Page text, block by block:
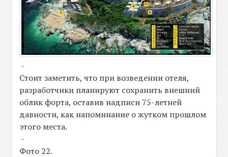
-
Стоит заметить, что при возведении отеля,
разработчики планируют сохранить внешний
облик форта, оставив надписи 75-летней
давности, как напоминание о жутком прошлом
этого места.
-
Фото 22.